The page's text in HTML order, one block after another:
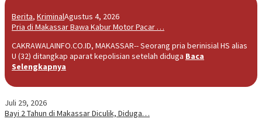
Berita, KriminalAgustus 4, 2026
Pria di Makassar Bawa Kabur Motor Pacar …
CAKRAWALAINFO.CO.ID, MAKASSAR-- Seorang pria berinisial HS alias
U (32) ditangkap aparat kepolisian setelah diduga Baca
Selengkapnya
Juli 29, 2026
Bayi 2 Tahun di Makassar Diculik, Diduga…